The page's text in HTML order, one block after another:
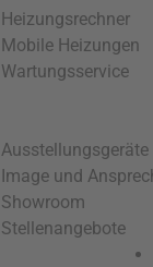
Heizungsrechner
Mobile Heizungen
Wartungsservice
Ausstellungsgeräte
Image und
Showroom
Stellenangebote